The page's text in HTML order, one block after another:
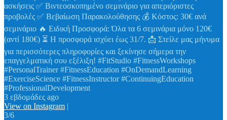
ασκήσεις ✅ Βιντεοσκοπημένο σεμινάριο για απεριόριστες
προβολές ✅ Βεβαίωση Παρακολούθησης 💰 Κόστος: 30€ ανά
σεμινάριο 🔥 Ειδική Προσφορά: Όλα τα 6 σεμινάρια μόνο 120€
(αντί 180€) ⏳ Η προσφορά ισχύει έως 31/7. 📩 Στείλε μας μήνυμα
για περισσότερες πληροφορίες και ξεκίνησε σήμερα την
επαγγελματική σου εξέλιξη! #FitStudio #FitnessWorkshops
#PersonalTrainer #FitnessEducation #OnDemandLearning
#ExerciseScience #FitnessInstructor #ContinuingEducation
#ProfessionalDevelopment
3 εβδομάδες ago
View on Instagram |
3/6